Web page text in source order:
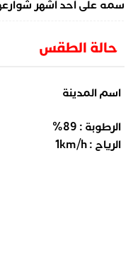
على أحد أشهر شوارعها
حالة الطقس
اسم المدينة
الرطوبة : 89
%
الرياح :
1km/h